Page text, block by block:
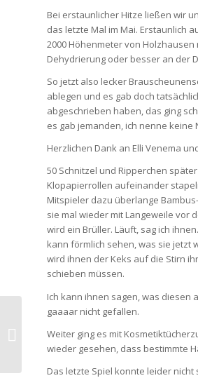
Bei erstaunlicher Hitze ließen wir
das letzte Mal im Mai. Erstaunlich
2000 Höhenmeter von
Dehydrierung oder besser an der
So jetzt also lecker
ablegen und es gab doch
abgeschrieben haben, das ging
es gab jemanden, ich nenne
Herzlichen Dank an Elli Venema
50 Schnitzel und Ripperchen
Klopapierrollen aufeinander
Mitspieler dazu überlange
sie mal wieder mit Langeweile vor
wird ein Brüller. Läuft, sag ich
kann förmlich sehen, was sie jetzt
wird ihnen der Keks auf die Stirn
schieben müssen.
Ich kann ihnen sagen, was diesen
gaaaar nicht gefallen.
Weiter ging es mit
wieder gesehen, dass bestimmte
Das letzte Spiel konnte leider
Rosenmontag